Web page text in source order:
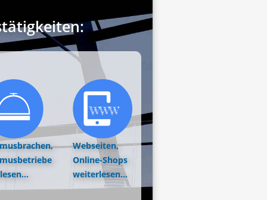
Webseiten,
Online-Shops
weiterlesen...